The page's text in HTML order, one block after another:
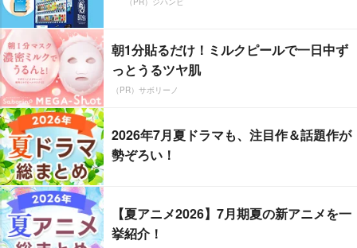
朝1分貼るだけ！ミルクピールで一日中ず
っとうるツヤ肌
（PR）サボリーノ
2026年7月夏ドラマも、注目作＆話題作が
勢ぞろい！
【夏アニメ2026】7月期夏の新アニメを一
挙紹介！